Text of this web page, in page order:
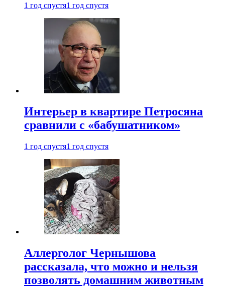
1 год спустя1 год спустя
Интерьер в квартире Петросяна
сравнили с «бабушатником»
1 год спустя1 год спустя
Аллерголог Чернышова
рассказала, что можно и нельзя
позволять домашним животным